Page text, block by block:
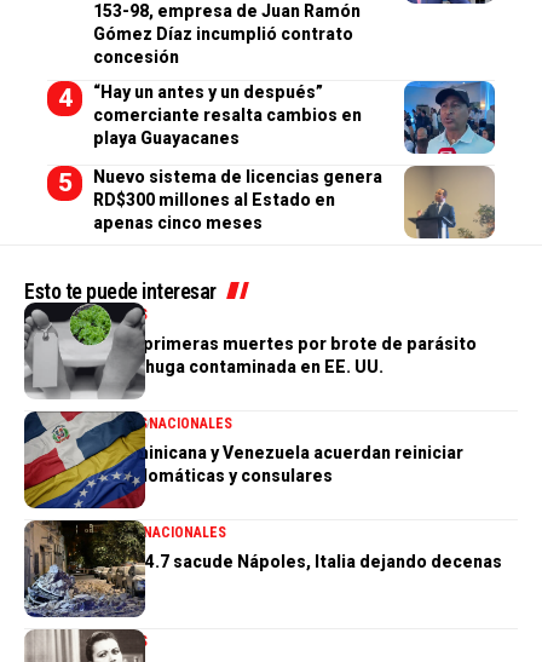
153-98, empresa de Juan Ramón
Gómez Díaz incumplió contrato
concesión
“Hay un antes y un después”
comerciante resalta cambios en
playa Guayacanes
Nuevo sistema de licencias genera
RD$300 millones al Estado en
apenas cinco meses
Esto te puede interesar
INTERNACIONALES
Confirman las primeras muertes por brote de parásito
vinculado a lechuga contaminada en EE. UU.
INTERNACIONALESNACIONALES
República Dominicana y Venezuela acuerdan reiniciar
relaciones diplomáticas y consulares
GENERALESINTERNACIONALES
Terremoto de 4.7 sacude Nápoles, Italia dejando decenas
de heridos
INTERNACIONALES